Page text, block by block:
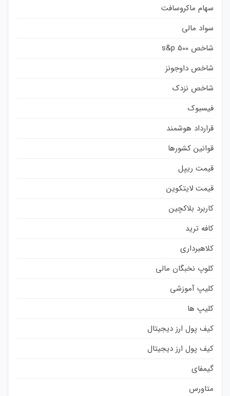
سهام ماکروسافت
سواد مالی
شاخص s&p 500
شاخص داوجونز
شاخص نزدک
فیسبوک
قرارداد هوشمند
قوانین کشورها
قیمت ریپل
قیمت لایتکوین
کاربرد بلاکچین
کافه ترید
کلاهبرداری
کلوپ نخبگان مالی
کلیپ آموزشی
کلیپ ها
کیف پول ارز دیجیتال
کیف پول ارز دیجیتال
گیمفای
متاورس